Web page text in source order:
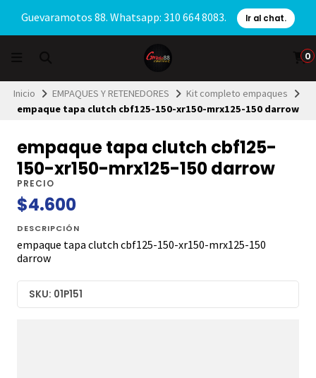
Guevaramotos 88. Whatsapp: 310 664 8083. Ir al chat.
0
Inicio EMPAQUES Y RETENEDORES
Kit completo empaques
empaque tapa clutch cbf125-150-xr150-mrx125-150 darrow
empaque tapa clutch cbf125-
150-xr150-mrx125-150 darrow
PRECIO
$4.600
DESCRIPCIÓN
empaque tapa clutch cbf125-150-xr150-mrx125-150
darrow
SKU: 01P151